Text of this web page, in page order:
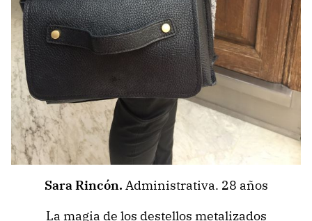
Sara Rincón. Administrativa. 28 años
La magia de los destellos metalizados